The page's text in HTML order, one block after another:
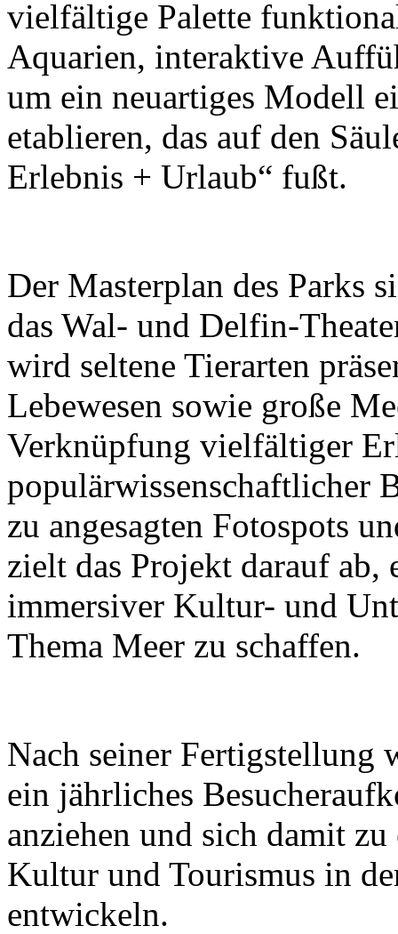
vielfältige Palette
Aquarien, interaktive
um ein neuartiges Modell
etablieren, das auf den
Erlebnis + Urlaub“ fußt.
Der Masterplan des Parks
das Wal- und Delfin-
wird seltene Tierarten
Lebewesen sowie große
Verknüpfung vielfältiger
populärwissenschaftlicher
zu angesagten Fotospots
zielt das Projekt darauf
immersiver Kultur- und
Thema Meer zu schaffen.
Nach seiner Fertigstellung
ein jährliches
anziehen und sich damit
Kultur und Tourismus in
entwickeln.